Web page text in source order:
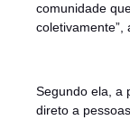
comunidade
coletivamente”,
Segundo ela, a
direto a